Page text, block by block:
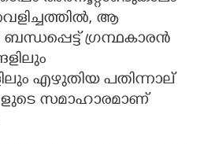
ആ
ഗ്രന്ഥകാരൻ
എഴുതിയ പതിന്നാല്
സമാഹാരമാണ്